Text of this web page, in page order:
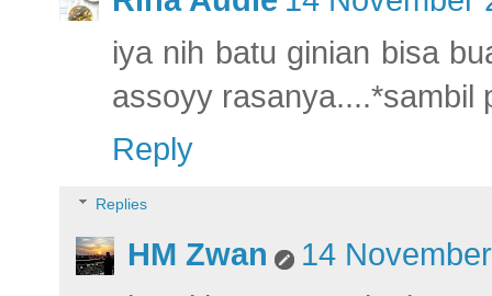
iya nih batu ginian bisa
assoyy rasanya....*sambil
Reply
Replies
HM Zwan
14